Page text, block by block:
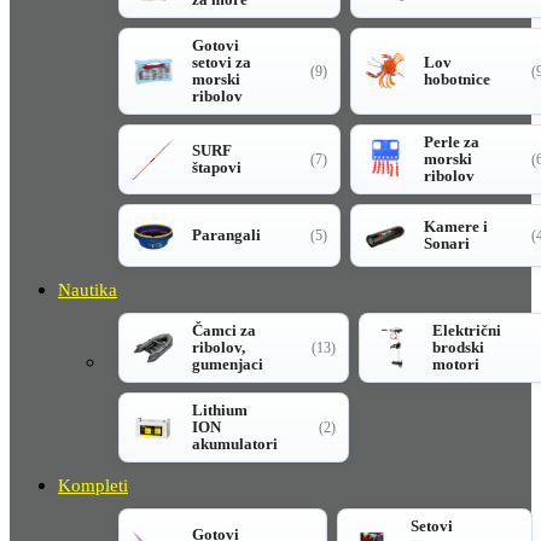
Gotovi
setovi za
morski
ribolov
(9)
Lov
hobotnice
SURF
štapovi
(7)
Perle za
morski
ribolov
Parangali (5)
Kamere i
Sonari
Nautika
Čamci za
ribolov,
gumenjaci
(13)
Električni
brodski
motori
Lithium
ION
akumulatori
(2)
Kompleti
Gotovi
Setovi